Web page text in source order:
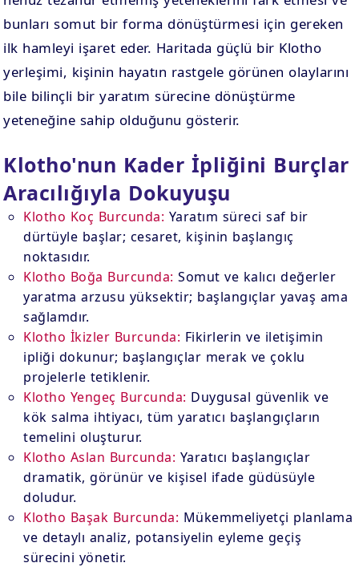
bunları somut bir forma dönüştürmesi için gereken
ilk hamleyi işaret eder. Haritada güçlü bir Klotho
yerleşimi, kişinin hayatın rastgele görünen olaylarını
bile bilinçli bir yaratım sürecine dönüştürme
yeteneğine sahip olduğunu gösterir.
Klotho'nun Kader İpliğini Burçlar
Aracılığıyla Dokuyuşu
Klotho Koç Burcunda: Yaratım süreci saf bir
dürtüyle başlar; cesaret, kişinin başlangıç
noktasıdır.
Klotho Boğa Burcunda: Somut ve kalıcı değerler
yaratma arzusu yüksektir; başlangıçlar yavaş ama
sağlamdır.
Klotho İkizler Burcunda: Fikirlerin ve iletişimin
ipliği dokunur; başlangıçlar merak ve çoklu
projelerle tetiklenir.
Klotho Yengeç Burcunda: Duygusal güvenlik ve
kök salma ihtiyacı, tüm yaratıcı başlangıçların
temelini oluşturur.
Klotho Aslan Burcunda: Yaratıcı başlangıçlar
dramatik, görünür ve kişisel ifade güdüsüyle
doludur.
Klotho Başak Burcunda: Mükemmeliyetçi planlama
ve detaylı analiz, potansiyelin eyleme geçiş
sürecini yönetir.